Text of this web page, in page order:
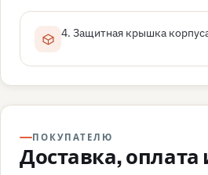
4. Защитная крышка
ПОКУПАТЕЛЮ
Доставка, оплата